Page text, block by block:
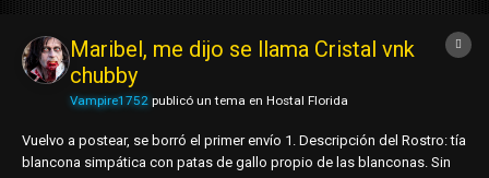
Maribel, me dijo se llama Cristal vnk
chubby
Vampire1752 publicó un tema en Hostal Florida
Vuelvo a postear, se borró el primer envío 1. Descripción del Rostro: tía
blancona simpática con patas de gallo propio de las blanconas. Sin